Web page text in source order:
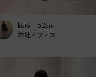
koto 152cm
本社オフィス